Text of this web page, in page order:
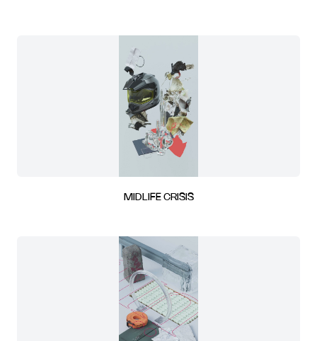
MIDLIFE CRISIS